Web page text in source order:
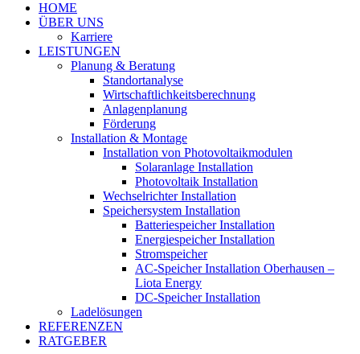
HOME
ÜBER UNS
Karriere
LEISTUNGEN
Planung & Beratung
Standortanalyse
Wirtschaftlichkeitsberechnung
Anlagenplanung
Förderung
Installation & Montage
Installation von Photovoltaikmodulen
Solaranlage Installation
Photovoltaik Installation
Wechselrichter Installation
Speichersystem Installation
Batteriespeicher Installation
Energiespeicher Installation
Stromspeicher
AC-Speicher Installation Oberhausen –
Liota Energy
DC-Speicher Installation
Ladelösungen
REFERENZEN
RATGEBER